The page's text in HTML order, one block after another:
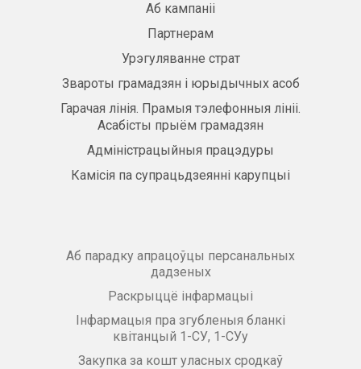
Аб кампаніі
Партнерам
Урэгуляванне страт
Звароты грамадзян і юрыдычных асоб
Гарачая лінія. Прамыя тэлефонныя лініі.
Асабісты прыём грамадзян
Адміністрацыйныя працэдуры
Камісія па супрацьдзеянні карупцыі
Аб парадку апрацоўцы персанальных
дадзеных
Раскрыццё інфармацыі
Інфармацыя пра згубленыя бланкі
квітанцый 1-СУ, 1-СУу
Закупка за кошт уласных сродкаў